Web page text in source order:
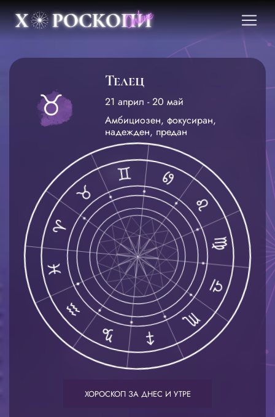
Телец
21 април - 20 май
Амбициозен, фокусиран,
надежден, предан
ХОРОСКОП ЗА ДНЕС И УТРЕ